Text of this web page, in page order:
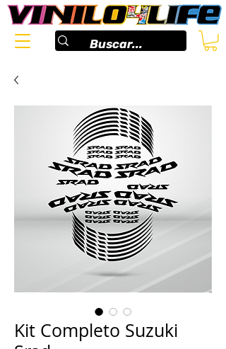
Kit Completo Suzuki